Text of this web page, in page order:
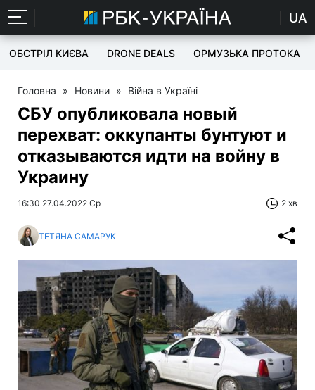
UA
ОБСТРІЛ КИЄВА DRONE DEALS ОРМУЗЬКА ПРОТОКА
Головна » Новини » Війна в Україні
СБУ опубликовала новый
перехват: оккупанты бунтуют и
отказываются идти на войну в
Украину
16:30 27.04.2022 Ср 2 хв
ТЕТЯНА САМАРУК